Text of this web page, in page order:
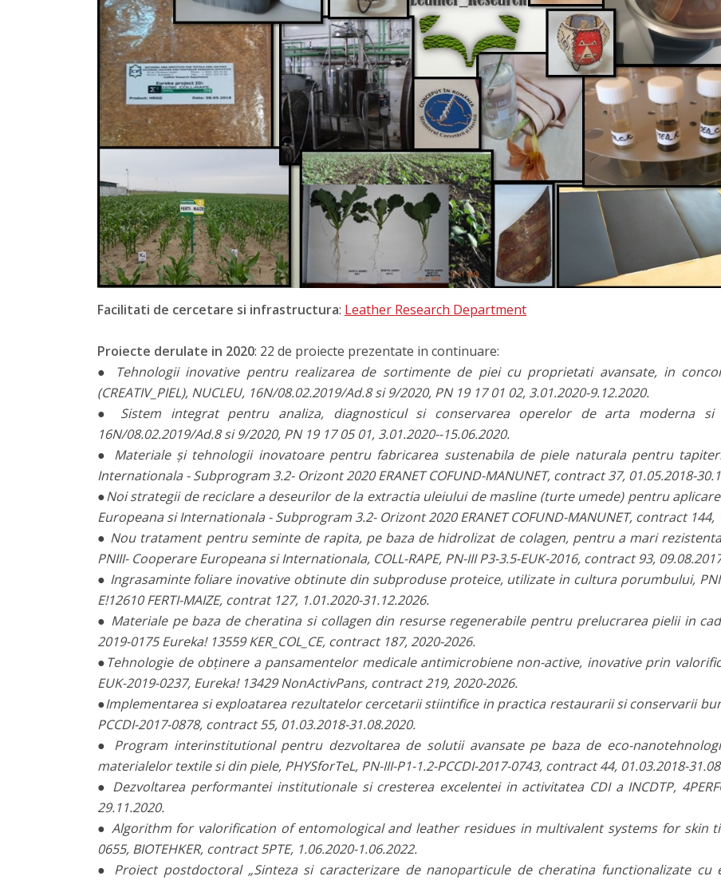
Facilitati de cercetare si infrastructura: Leather Research Department
Proiecte derulate in 2020: 22 de proiecte prezentate in continuare:
●
Tehnologii inovative pentru realizarea de sortimente de piei cu proprietati avansate, in
(CREATIV_PIEL), NUCLEU, 16N/08.02.2019/Ad.8 si 9/2020, PN 19 17 01 02, 3.01.2020-9.12.2020.
● Sistem integrat pentru analiza, diagnosticul si conservarea operelor de arta moderna si
16N/08.02.2019/Ad.8 si 9/2020, PN 19 17 05 01, 3.01.2020--15.06.2020.
● Materiale și tehnologii inovatoare pentru fabricarea sustenabila de piele naturala pentru
Internationala - Subprogram 3.2- Orizont 2020 ERANET COFUND-MANUNET, contract 37, 01.05.2018-
●Noi strategii de reciclare a deseurilor de la extractia uleiului de masline (turte umede) pentru
Europeana si Internationala - Subprogram 3.2- Orizont 2020 ERANET COFUND-MANUNET, contract 144,
● Nou tratament pentru seminte de rapita, pe baza de hidrolizat de colagen, pentru a mari
PNIII- Cooperare Europeana si Internationala, COLL-RAPE, PN-III P3-3.5-EUK-2016, contract 93,
● Ingrasaminte foliare inovative obtinute din subproduse proteice, utilizate in cultura porumbului,
E!12610 FERTI-MAIZE, contrat 127, 1.01.2020-31.12.2026.
● Materiale pe baza de cheratina si collagen din resurse regenerabile pentru prelucrarea pielii in
2019-0175 Eureka! 13559 KER_COL_CE, contract 187, 2020-2026.
●Tehnologie de obținere a pansamentelor medicale antimicrobiene non-active, inovative prin
EUK-2019-0237, Eureka! 13429 NonActivPans, contract 219, 2020-2026.
●Implementarea si exploatarea rezultatelor cercetarii stiintifice in practica restaurarii si conservarii
PCCDI-2017-0878, contract 55, 01.03.2018-31.08.2020.
● Program interinstitutional pentru dezvoltarea de solutii avansate pe baza de eco-
materialelor textile si din piele, PHYSforTeL, PN-III-P1-1.2-PCCDI-2017-0743, contract 44, 01.03.2018-
● Dezvoltarea performantei institutionale si cresterea excelentei in activitatea CDI a INCDTP,
29.11.2020.
● Algorithm for valorification of entomological and leather residues in multivalent systems for skin
0655, BIOTEHKER, contract 5PTE, 1.06.2020-1.06.2022.
● Proiect postdoctoral „Sinteza si caracterizare de nanoparticule de cheratina functionalizate cu